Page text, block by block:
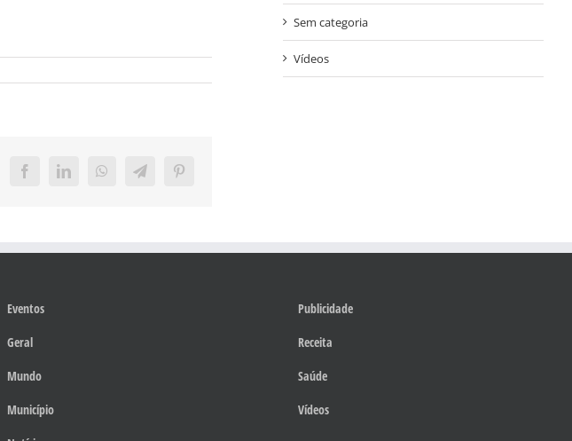
FacebookLinkedInWhatsAppTelegramPinterest
Sem categoria
Vídeos
Eventos
Geral
Mundo
Município
Publicidade
Receita
Saúde
Vídeos